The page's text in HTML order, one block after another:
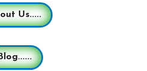
Us.....